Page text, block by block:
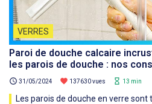
VERRES
Paroi de douche calcaire
les parois de douche : nos
schedule 31/05/2024 favorite 137630 vues hourglass_empty 13 min
Les parois de douche en verre